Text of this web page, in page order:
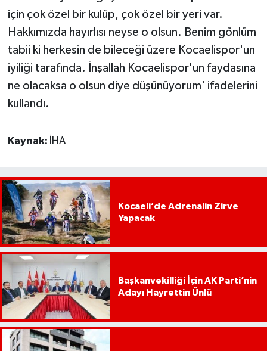
için çok özel bir kulüp, çok özel bir yeri var.
Hakkımızda hayırlısı neyse o olsun. Benim gönlüm
tabii ki herkesin de bileceği üzere Kocaelispor'un
iyiliği tarafında. İnşallah Kocaelispor'un faydasına
ne olacaksa o olsun diye düşünüyorum' ifadelerini
kullandı.
Kaynak: İHA
Kocaeli’de Adrenalin Zirve
Yapacak
Başkanvekilliği İçin AK Parti’nin
Adayı Hayrettin Ünlü